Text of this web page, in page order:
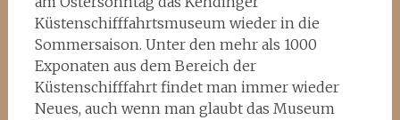
Küstenschifffahrtsmuseum wieder in die
Sommersaison. Unter den mehr als 1000
Exponaten aus dem Bereich der
Küstenschifffahrt findet man immer wieder
Neues, auch wenn man glaubt das Museum